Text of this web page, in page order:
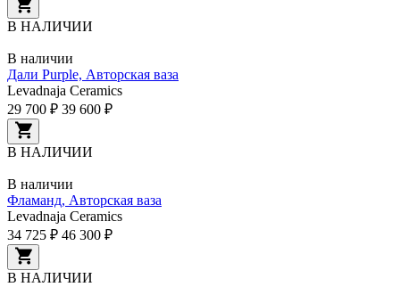
В НАЛИЧИИ
В наличии
Дали Purple, Авторская ваза
Levadnaja Ceramics
29 700 ₽ 39 600 ₽
В НАЛИЧИИ
В наличии
Фламанд, Авторская ваза
Levadnaja Ceramics
34 725 ₽ 46 300 ₽
В НАЛИЧИИ